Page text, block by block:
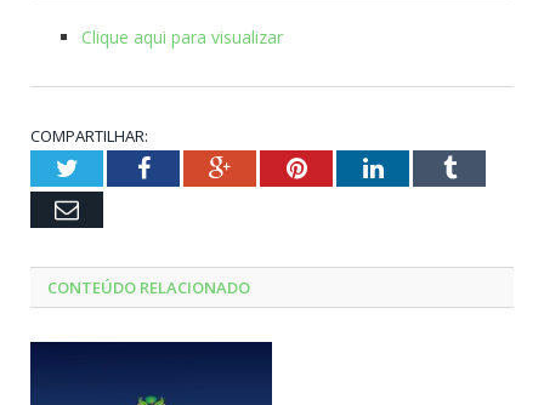
Clique aqui para visualizar
COMPARTILHAR:
TwitterFacebookGoogle+PinterestLinkedInTumblr
Email
CONTEÚDO RELACIONADO